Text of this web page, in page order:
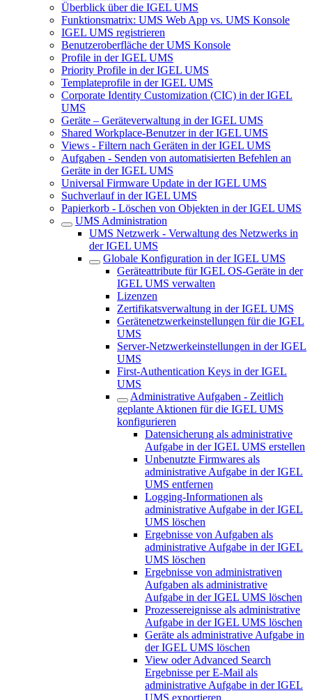
Überblick über die IGEL UMS
Funktionsmatrix: UMS Web App vs. UMS Konsole
IGEL UMS registrieren
Benutzeroberfläche der UMS Konsole
Profile in der IGEL UMS
Priority Profile in der IGEL UMS
Templateprofile in der IGEL UMS
Corporate Identity Customization (CIC) in der IGEL
UMS
Geräte – Geräteverwaltung in der IGEL UMS
Shared Workplace-Benutzer in der IGEL UMS
Views - Filtern nach Geräten in der IGEL UMS
Aufgaben - Senden von automatisierten Befehlen an
Geräte in der IGEL UMS
Universal Firmware Update in der IGEL UMS
Suchverlauf in der IGEL UMS
Papierkorb - Löschen von Objekten in der IGEL UMS
UMS Administration
UMS Netzwerk - Verwaltung des Netzwerks in
der IGEL UMS
Globale Konfiguration in der IGEL UMS
Geräteattribute für IGEL OS-Geräte in der
IGEL UMS verwalten
Lizenzen
Zertifikatsverwaltung in der IGEL UMS
Gerätenetzwerkeinstellungen für die IGEL
UMS
Server-Netzwerkeinstellungen in der IGEL
UMS
First-Authentication Keys in der IGEL
UMS
Administrative Aufgaben - Zeitlich
geplante Aktionen für die IGEL UMS
konfigurieren
Datensicherung als administrative
Aufgabe in der IGEL UMS erstellen
Unbenutzte Firmwares als
administrative Aufgabe in der IGEL
UMS entfernen
Logging-Informationen als
administrative Aufgabe in der IGEL
UMS löschen
Ergebnisse von Aufgaben als
administrative Aufgabe in der IGEL
UMS löschen
Ergebnisse von administrativen
Aufgaben als administrative
Aufgabe in der IGEL UMS löschen
Prozessereignisse als administrative
Aufgabe in der IGEL UMS löschen
Geräte als administrative Aufgabe in
der IGEL UMS löschen
View oder Advanced Search
Ergebnisse per E-Mail als
administrative Aufgabe in der IGEL
UMS exportieren